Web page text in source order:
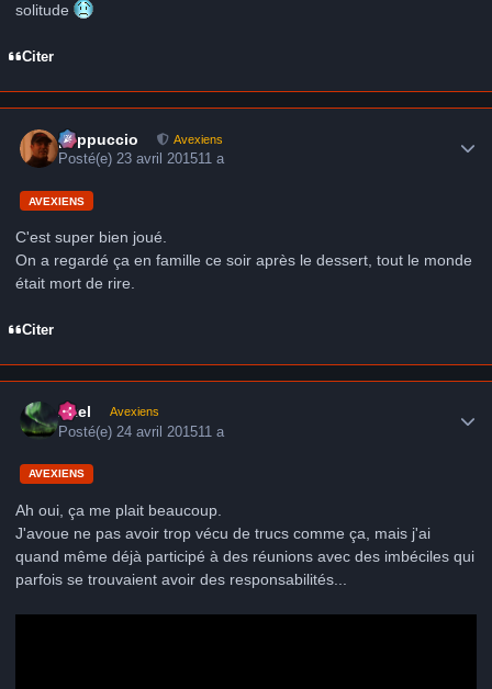
solitude
Citer
peppuccio Avexiens
Posté(e)23 avril 201511 a
AVEXIENS
C'est super bien joué.
On a regardé ça en famille ce soir après le dessert, tout le monde
était mort de rire.
Citer
Axel Avexiens
Posté(e) 24 avril 201511 a
AVEXIENS
Ah oui, ça me plait beaucoup.
J'avoue ne pas avoir trop vécu de trucs comme ça, mais j'ai
quand même déjà participé à des réunions avec des imbéciles qui
parfois se trouvaient avoir des responsabilités...